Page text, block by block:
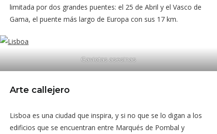
limitada por dos grandes puentes: el 25 de Abril y el Vasco de
Gama, el puente más largo de Europa con sus 17 km.
Gaviotas asesinas
Arte callejero
Lisboa es una ciudad que inspira, y si no que se lo digan a los
edificios que se encuentran entre Marqués de Pombal y